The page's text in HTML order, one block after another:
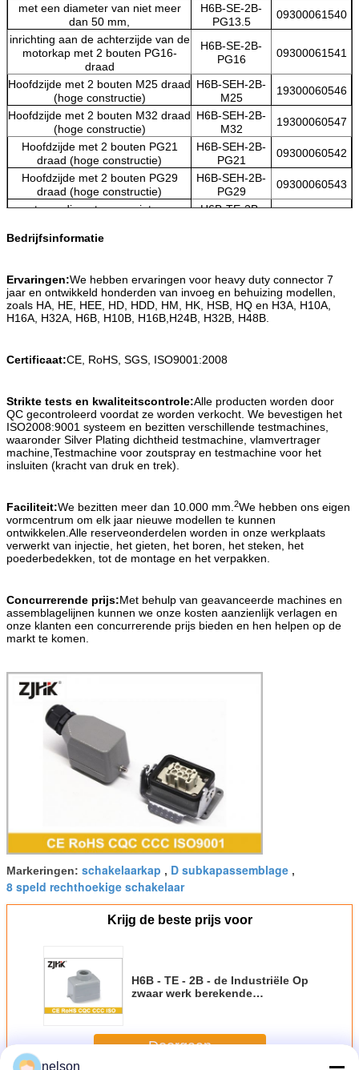
met een diameter van niet meer
dan 50 mm,
H6B-SE-2B-
PG13.5
09300061540
inrichting aan de achterzijde van de
motorkap met 2 bouten PG16-
draad
H6B-SE-2B-
PG16
09300061541
Hoofdzijde met 2 bouten M25 draad
(hoge constructie)
H6B-SEH-2B-
M25
19300060546
Hoofdzijde met 2 bouten M32 draad
(hoge constructie)
H6B-SEH-2B-
M32
19300060547
Hoofdzijde met 2 bouten PG21
draad (hoge constructie)
H6B-SEH-2B-
PG21
09300060542
Hoofdzijde met 2 bouten PG29
draad (hoge constructie)
H6B-SEH-2B-
PG29
09300060543
met een diameter van niet meer
H6B-TE-2B-
met een diameter van niet meer
dan 50 mm,
PG16
09300061441
Hoofddeksel met 2 bouten M25
draad (hoge constructie)
H6B-TEH-2B-
M25
19300060446
Hoofddeksel met 2 bouten PG21
H6B-TEH-2B-
Hoofddeksel met 2 bouten PG29
draad (hoge constructie)
H6B-TEH-2B-
PG29
09300060443
een behuizingsplaat gemonteerd
met 1 metalen hendel
H6B-BK-1L
09300060301
een behuizingsplaat gemonteerd
met 1 metalen hendel met een
een behuizingsplaat gemonteerd
met 1 metalen hendel met een
metalen COVER
H6B-BK-1L-
MCV
09300060318
Bedrijfsinformatie
Ervaringen:We hebben ervaringen voor heavy duty connector 7
jaar en ontwikkeld honderden van invoeg en behuizing modellen,
zoals HA, HE, HEE, HD, HDD, HM, HK, HSB, HQ en H3A, H10A,
H16A, H32A, H6B, H10B, H16B,H24B, H32B, H48B.
Certificaat:CE, RoHS, SGS, ISO9001:2008
Strikte tests en kwaliteitscontrole:Alle producten worden door
QC gecontroleerd voordat ze worden verkocht. We bevestigen het
ISO2008:9001 systeem en bezitten verschillende testmachines,
waaronder Silver Plating dichtheid testmachine, vlamvertrager
machine,Testmachine voor zoutspray en testmachine voor het
insluiten (kracht van druk en trek).
Faciliteit:We bezitten meer dan 10.000 mm. 2We hebben ons eigen
vormcentrum om elk jaar nieuwe modellen te kunnen
ontwikkelen.Alle reserveonderdelen worden in onze werkplaats
verwerkt van injectie, het gieten, het boren, het steken, het
poederbedekken, tot de montage en het verpakken.
Concurrerende prijs:Met behulp van geavanceerde machines en
assemblagelijnen kunnen we onze kosten aanzienlijk verlagen en
onze klanten een concurrerende prijs bieden en hen helpen op de
markt te komen.
Markeringen: schakelaarkap , D subkapassemblage ,
8 speld rechthoekige schakelaar
Krijg de beste prijs voor
H6B - TE - 2B - de Industriële Op
zwaar werk berekende
Doorgaan
nelson